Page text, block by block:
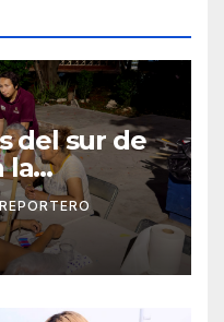
del sur de
la